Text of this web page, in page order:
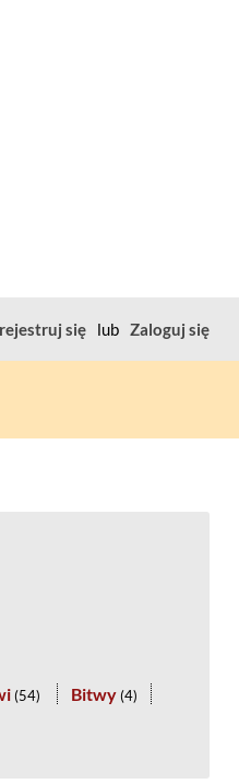
się lub Zaloguj się
(54) Bitwy (4)